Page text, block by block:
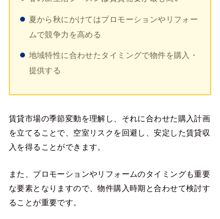
夏から秋にかけてはプロモーションやリフォー
ムで競争力を高める
地域特性に合わせたタイミングで物件を購入・
提供する
賃貸市場の季節変動を理解し、それに合わせた購入計画
を立てることで、空室リスクを回避し、安定した賃貸収
入を得ることができます。
また、プロモーションやリフォームのタイミングも重要
な要素となりますので、物件購入時期と合わせて検討す
ることが重要です。